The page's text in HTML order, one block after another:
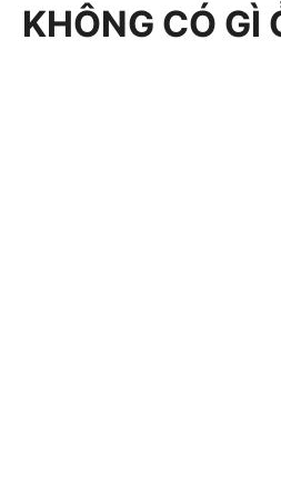
KHÔNG CÓ GÌ